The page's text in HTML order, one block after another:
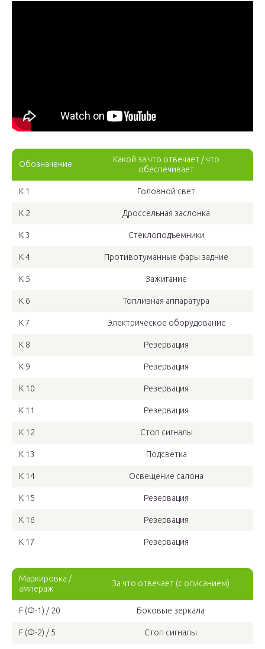
Обозначение
Какой за что отвечает / что
обеспечивает
K 1 Головной свет
K 2 Дроссельная заслонка
K 3 Стеклоподъемники
K 4 Противотуманные фары задние
K 5 Зажигание
K 6 Топливная аппаратура
K 7 Электрическое оборудование
K 8 Резервация
K 9 Резервация
K 10 Резервация
K 11 Резервация
K 12 Стоп сигналы
K 13 Подсветка
K 14 Освещение салона
K 15 Резервация
K 16 Резервация
K 17 Резервация
Маркировка /
ампераж
За что отвечает (с описанием)
F (Ф-1) / 20 Боковые зеркала
F (Ф-2) / 5 Стоп сигналы